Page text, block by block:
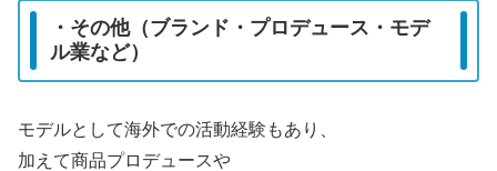
・その他（ブランド・プロデュース・モデ
ル業など）
モデルとして海外での活動経験もあり、
加えて商品プロデュースや